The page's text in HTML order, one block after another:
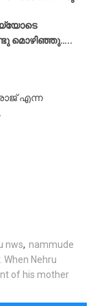
മൊഴിഞ്ഞു…..
എന്ന
nws, nammude
When Nehru
of his mother